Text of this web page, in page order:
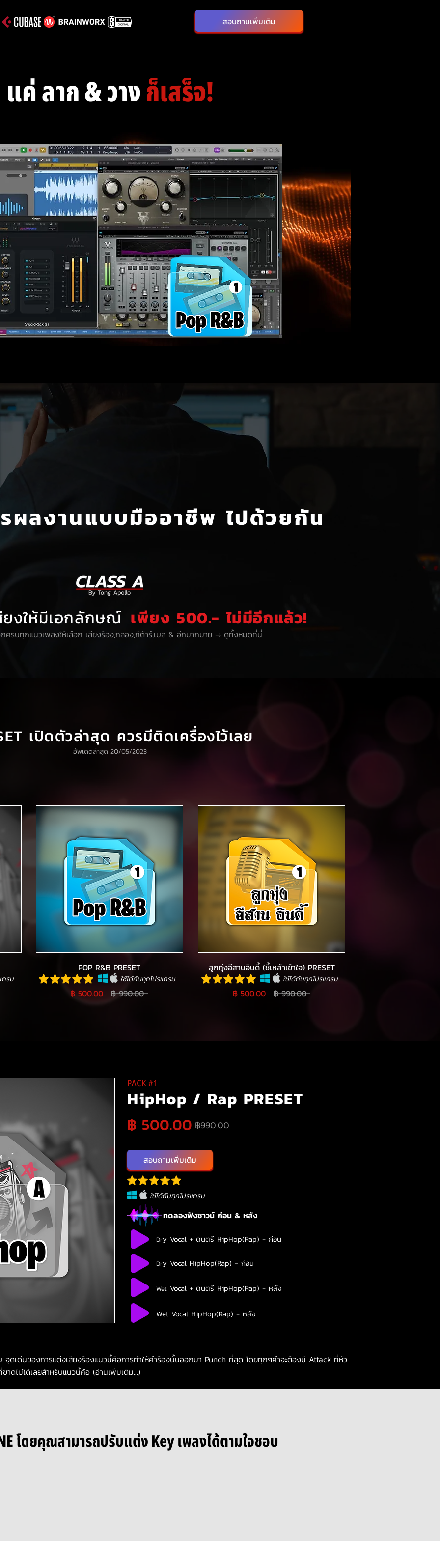
สอบถามเพิ่มเติม
แค่ ลาก & วางก็เสร็จ!
ผลงานแบบมืออาชีพ ไปด้วยกัน
งให้มีเอกลักษณ์ เพียง 500.- ไม่มีอีกแล้ว!
ครบทุกแนวเพลงให้เลือก เสียงร้อง,กลอง,กีต้าร์,เบส & อีกมากมาย → ดูทั้งหมดที่นี่
เปิดตัวล่าสุด ควรมีติดเครื่องไว้เลย
อัพเดตล่าสุด 20/05/2023
กรม
POP R&B PRESET
ใช้ได้กับทุกโปรแกรม
฿ 500.00 ฿ 990.00
ลูกทุ่งอีสานอินดี้ (ชี้เหล้าเข้าใจ) PRESET
ใช้ได้กับทุกโปรแกรม
฿ 500.00 ฿ 990.00
PACK #1
HipHop / Rap PRESET
฿ 500.00 ฿990.00
สอบถามเพิ่มเติม
ใช้ได้กับทุกโปรแกรม
ทดลองฟังซาวน์ ก่อน & หลัง
Dry Vocal + ดนตรี HipHop(Rap) - ก่อน
Dry Vocal HipHop(Rap) - ก่อน
Wet Vocal + ดนตรี HipHop(Rap) - หลัง
Wet Vocal HipHop(Rap) - หลัง
เด่นของการแต่งเสียงร้องแนวนี้คือการทำให้คำร้องนั้นออกมา Punch ที่สุด โดยทุกๆคำจะต้องมี Attack ที่หัว
ดไม่ได้เลยสำหรับแนวนี้คือ (อ่านเพิ่มเติม...)
โดยคุณสามารถปรับแต่ง Key เพลงได้ตามใจชอบ